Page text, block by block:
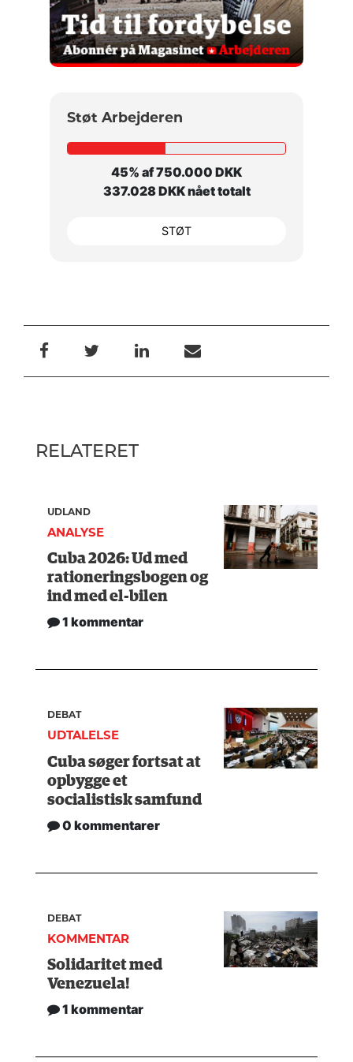
Støt Arbejderen
45% af 750.000 DKK
337.028 DKK nået totalt
STØT
RELATERET
UDLAND
ANALYSE
Cuba 2026: Ud med
rationeringsbogen og
ind med el-bilen
1 kommentar
DEBAT
UDTALELSE
Cuba søger fortsat at
opbygge et
socialistisk samfund
0 kommentarer
DEBAT
KOMMENTAR
Solidaritet med
Venezuela!
1 kommentar